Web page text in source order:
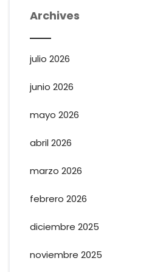
Archives
julio 2026
junio 2026
mayo 2026
abril 2026
marzo 2026
febrero 2026
diciembre 2025
noviembre 2025